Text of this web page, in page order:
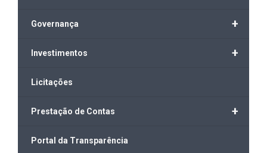
+
Governança
+
Investimentos
Licitações
+
Prestação de Contas
Portal da Transparência